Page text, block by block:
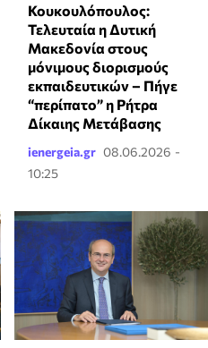
Κουκουλόπουλος:
Τελευταία η Δυτική
Μακεδονία στους
μόνιμους διορισμούς
εκπαιδευτικών – Πήγε
“περίπατο” η Ρήτρα
Δίκαιης Μετάβασης
ienergeia.gr 08.06.2026 -
10:25